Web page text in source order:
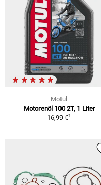
Motul
Motorenöl 100 2T, 1 Liter
16,99 €1